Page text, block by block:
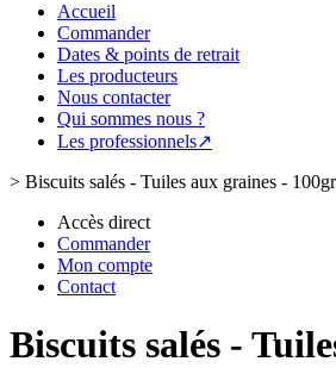
Accueil
Commander
Dates & points de retrait
Les producteurs
Nous contacter
Qui sommes nous ?
Les professionnels↗
> Biscuits salés - Tuiles aux graines -
Accès direct
Commander
Mon compte
Contact
Biscuits salés -